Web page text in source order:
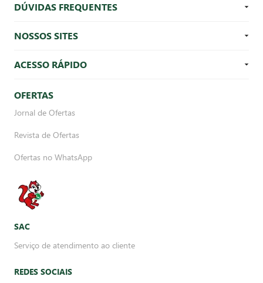
DÚVIDAS FREQUENTES
NOSSOS SITES
ACESSO RÁPIDO
OFERTAS
Jornal de Ofertas
Revista de Ofertas
Ofertas no WhatsApp
SAC
Serviço de atendimento ao cliente
REDES SOCIAIS